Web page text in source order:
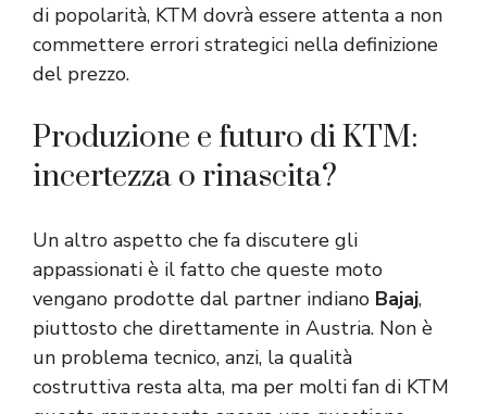
di popolarità, KTM dovrà essere attenta a non
commettere errori strategici nella definizione
del prezzo.
Produzione e futuro di KTM:
incertezza o rinascita?
Un altro aspetto che fa discutere gli
appassionati è il fatto che queste moto
vengano prodotte dal partner indiano Bajaj,
piuttosto che direttamente in Austria. Non è
un problema tecnico, anzi, la qualità
costruttiva resta alta, ma per molti fan di KTM